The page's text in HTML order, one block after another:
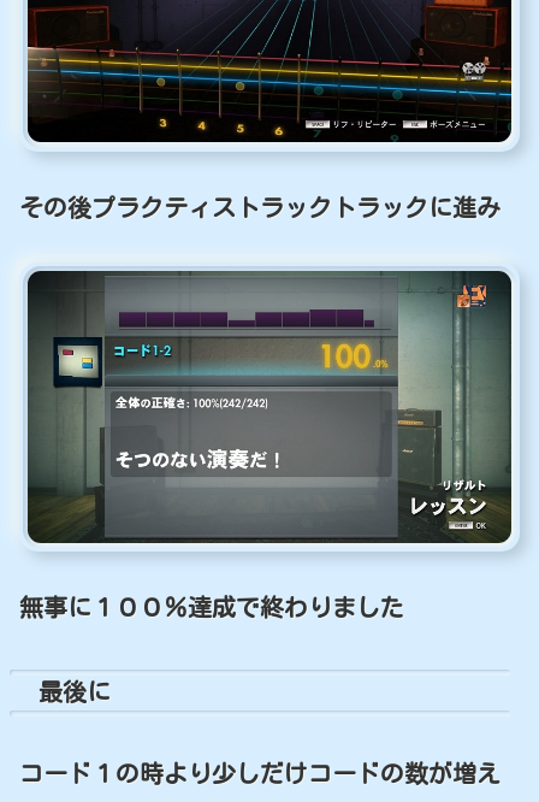
その後プラクティストラックトラックに進み
無事に１００％達成で終わりました
最後に
コード１の時より少しだけコードの数が増え